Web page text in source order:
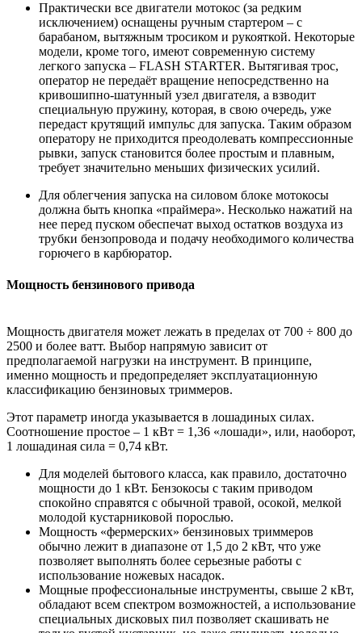
Практически все двигатели мотокос (за редким
исключением) оснащены ручным стартером – с
барабаном, вытяжным тросиком и рукояткой. Некоторые
модели, кроме того, имеют современную систему
легкого запуска – FLASH STARTER. Вытягивая трос,
оператор не передаёт вращение непосредственно на
кривошипно-шатунный узел двигателя, а взводит
специальную пружину, которая, в свою очередь, уже
передаст крутящий импульс для запуска. Таким образом
оператору не приходится преодолевать компрессионные
рывки, запуск становится более простым и плавным,
требует значительно меньших физических усилий.
Для облегчения запуска на силовом блоке мотокосы
должна быть кнопка «праймера». Несколько нажатий на
нее перед пуском обеспечат выход остатков воздуха из
трубки бензопровода и подачу необходимого количества
горючего в карбюратор.
Мощность бензинового привода
Мощность двигателя может лежать в пределах от 700 ÷ 800 до
2500 и более ватт. Выбор напрямую зависит от
предполагаемой нагрузки на инструмент. В принципе,
именно мощность и предопределяет эксплуатационную
классификацию бензиновых триммеров.
Этот параметр иногда указывается в лошадиных силах.
Соотношение простое – 1 кВт = 1,36 «лошади», или, наоборот,
1 лошадиная сила = 0,74 кВт.
Для моделей бытового класса, как правило, достаточно
мощности до 1 кВт. Бензокосы с таким приводом
спокойно справятся с обычной травой, осокой, мелкой
молодой кустарниковой порослью.
Мощность «фермерских» бензиновых триммеров
обычно лежит в диапазоне от 1,5 до 2 кВт, что уже
позволяет выполнять более серьезные работы с
использование ножевых насадок.
Мощные профессиональные инструменты, свыше 2 кВт,
обладают всем спектром возможностей, а использование
специальных дисковых пил позволяет скашивать не